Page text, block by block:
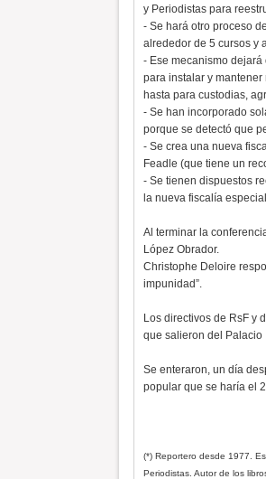
y Periodistas para
- Se hará otro proceso
alrededor de 5 cursos y
- Ese mecanismo
para instalar y
hasta para custodias,
- Se han incorporado
porque se detectó que
- Se crea una nueva
Feadle (que tiene un
- Se tienen dispuestos
la nueva fiscalía
Al terminar la
López Obrador.
Christophe Deloire
impunidad”.
Los directivos de RsF y
que salieron del Palacio
Se enteraron, un día
popular que se haría el
(*) Reportero desde 1977.
Periodistas. Autor de los